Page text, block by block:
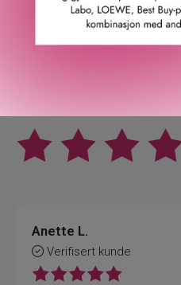
4.9
Anette L.
Verifisert kunde